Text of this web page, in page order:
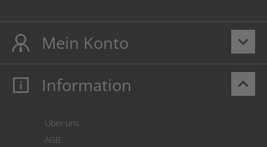
keyboard_arrow_down
Mein Konto
Mein Konto
keyboard_arrow_up
Information
Über uns
AGB